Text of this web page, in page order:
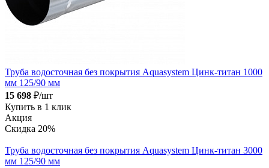
Труба водосточная без покрытия Aquasystem Цинк-титан 1000
мм 125/90 мм
15 698 ₽/шт
Купить в 1 клик
Акция
Скидка 20%
Труба водосточная без покрытия Aquasystem Цинк-титан 3000
мм 125/90 мм